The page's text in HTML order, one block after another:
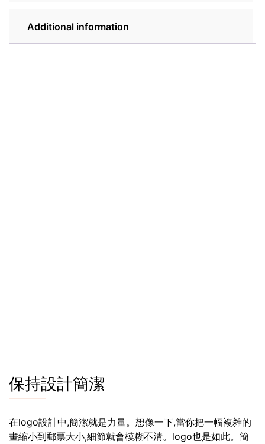
Additional information
保持設計簡潔
在logo設計中,簡潔就是力量。想像一下,當你把一幅複雜的
畫縮小到郵票大小,細節就會模糊不清。logo也是如此。簡